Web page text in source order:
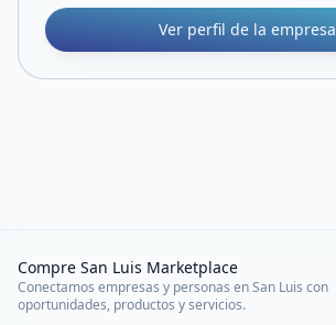
Ver perfil de la empresa
Compre San Luis Marketplace
Conectamos empresas y personas en San Luis con
oportunidades, productos y servicios.